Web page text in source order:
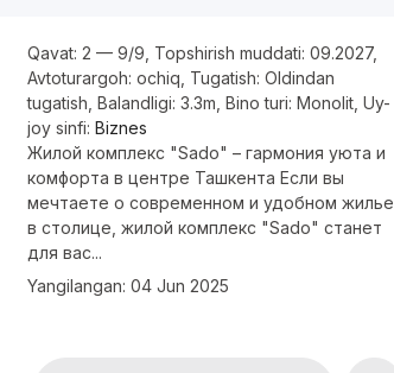
Qavat: 2 — 9/9 Topshirish muddati: 09.2027,
Avtoturargoh: ochiq Tugatish: Oldindan
tugatish Balandligi: 3.3m Bino turi: Monolit, Uy-
joy sinfi: Biznes
Жилой комплекс "Sado" – гармония уюта и
комфорта в центре Ташкента Если вы
мечтаете о современном и удобном жилье
в столице, жилой комплекс "Sado" станет
для вас...
Yangilangan: 04 Jun 2025